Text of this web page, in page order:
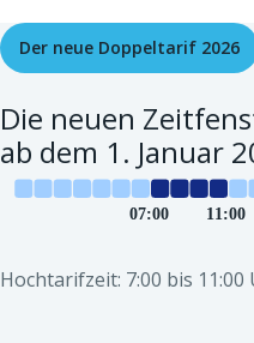
Der neue Doppeltarif 2026
Die neuen
ab dem 1. Januar
Hochtarifzeit: 7:00 bis